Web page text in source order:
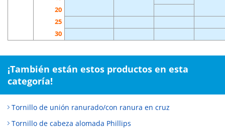
20
25
30
¡También están estos productos en esta
categoría!
Tornillo de unión ranurado/con ranura en cruz
Tornillo de cabeza alomada Phillips